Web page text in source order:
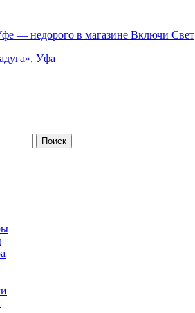
— недорого в магазине Включи Свет
Уфа